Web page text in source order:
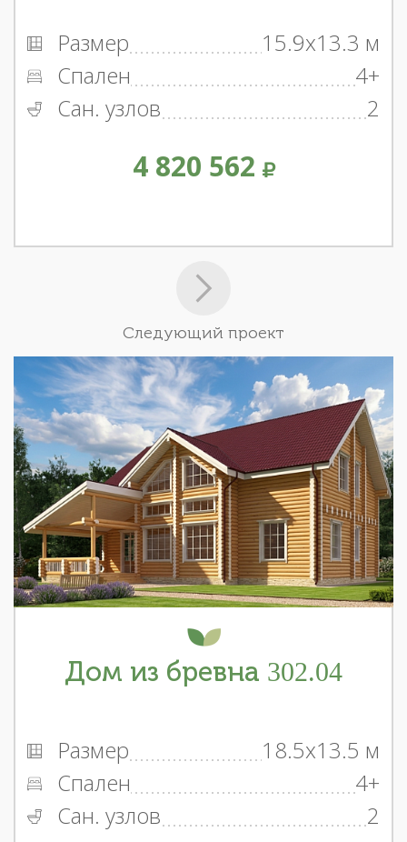
Размер
15.9x13.3 м
Спален
4+
Сан. узлов
2
4 820 562
Следующий проект
Дом из бревна 302.04
Размер
18.5x13.5 м
Спален
4+
Сан. узлов
2